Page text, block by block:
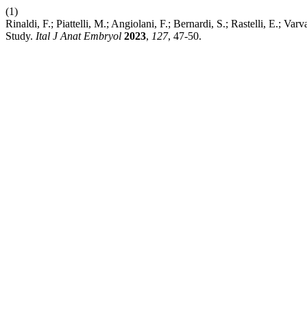
(1)
Rinaldi, F.; Piattelli, M.; Angiolani, F.; Bernardi, S.; Rastelli, E.;
Study. Ital J Anat Embryol 2023, 127, 47-50.